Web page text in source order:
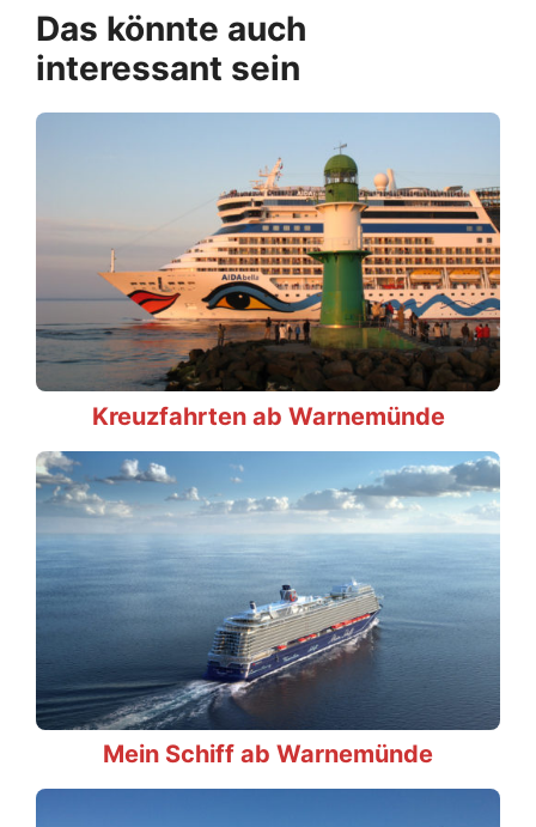
Das könnte auch
interessant sein
Kreuzfahrten ab Warnemünde
Mein Schiff ab Warnemünde